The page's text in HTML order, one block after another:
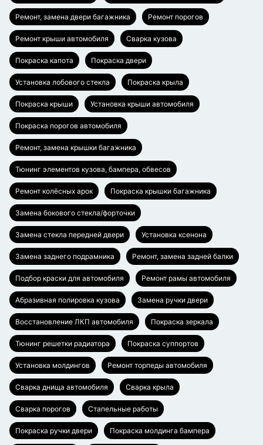
Ремонт, замена двери багажника Ремонт порогов
Ремонт крыши автомобиля Сварка кузова
Покраска капота Покраска двери
Установка лобового стекла Покраска крыла
Покраска крыши Установка крыши автомобиля
Покраска порогов автомобиля
Ремонт, замена крышки багажника
Тюнинг элементов кузова, бампера, обвесов
Ремонт колёсных арок Покраска крышки багажника
Замена бокового стекла/форточки
Замена стекла передней двери Установка ксенона
Замена заднего подрамника Ремонт, замена задней балки
Подбор краски для автомобиля Ремонт рамы автомобиля
Абразивная полировка кузова Замена ручки двери
Восстановление ЛКП автомобиля Покраска зеркала
Тюнинг решетки радиатора Покраска суппортов
Установка молдингов Ремонт торпеды автомобиля
Сварка днища автомобиля Сварка крыла
Сварка порогов Стапельные работы
Покраска ручки двери Покраска молдинга бампера